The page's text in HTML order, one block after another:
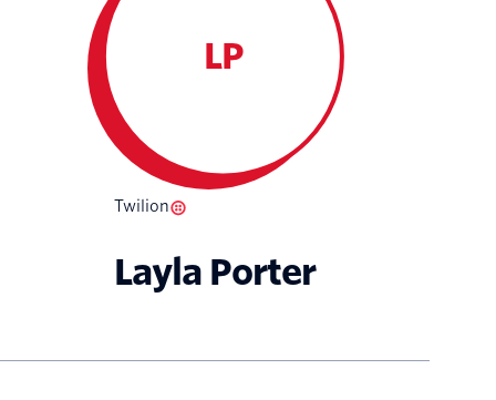
LP
Twilion
Layla Porter